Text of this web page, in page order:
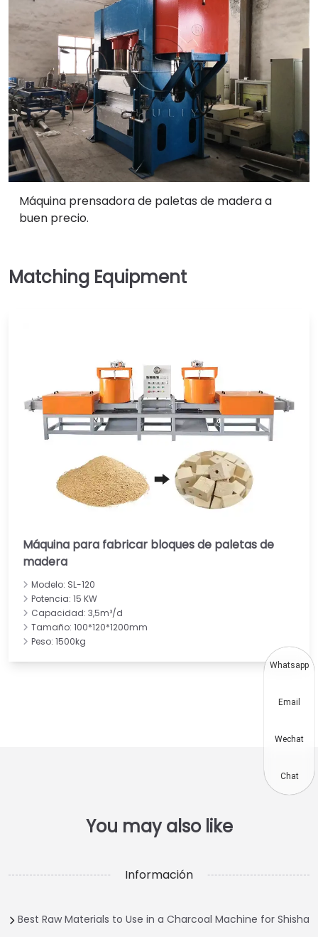
Máquina prensadora de paletas de madera a
buen precio.
Máquina para fabricar bloques de paletas de
madera
Modelo: SL-120
Potencia: 15 KW
Capacidad: 3,5m³/d
Tamaño: 100*120*1200mm
Peso: 1500kg
Información
Best Raw Materials to Use in a Charcoal Machine for Shisha
Whatsapp
Email
Wechat
Chat